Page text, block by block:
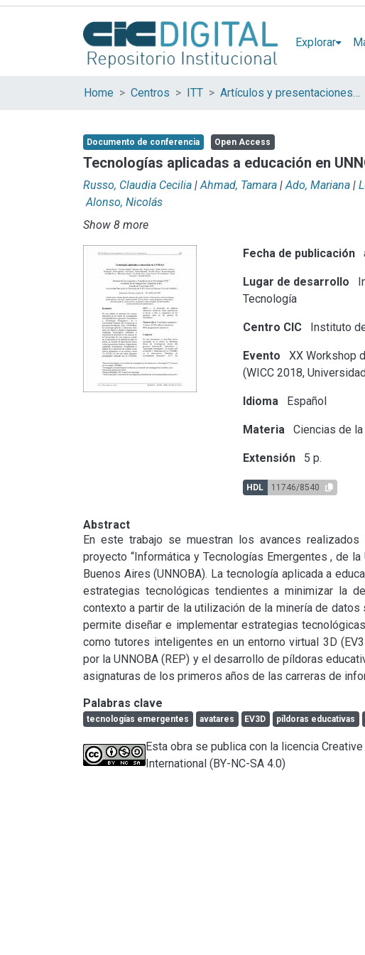
Explorar
Home Centros ITT Artículos y presentaciones en Congresos
Documento de conferencia Open Access
Tecnologías aplicadas a educación en
Russo, Claudia Cecilia | Ahmad, Tamara | Ado, Mariana |
Alonso, Nicolás
Show 8 more
Fecha de publicación
Lugar de desarrollo
Tecnología
Centro CIC Instituto
Evento
XX Workshop
(WICC 2018,
Idioma Español
Materia Ciencias de
Extensión 5 p.
HDL 11746/8540
Abstract
En este trabajo se muestran los avances
proyecto “Informática y Tecnologías Emergentes , de
Buenos Aires (UNNOBA). La tecnología aplicada a
estrategias tecnológicas tendientes a minimizar la
contexto a partir de la utilización de la minería de datos
permite diseñar e implementar estrategias
como tutores inteligentes en un entorno virtual 3D
por la UNNOBA (REP) y el desarrollo de píldoras
asignaturas de los primeros años de las carreras de
Palabras clave
tecnologías emergentes avatares EV3D píldoras educativas
Esta obra se publica con la licencia
International (BY-NC-SA 4.0)